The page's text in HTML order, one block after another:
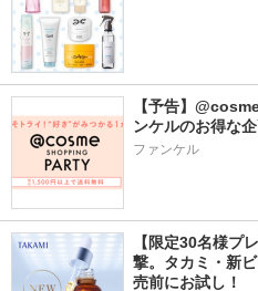
【予告】
ンケルのお得な
ファンケル
【限定30名様プ
撃。タカミ・新
売前にお試し！